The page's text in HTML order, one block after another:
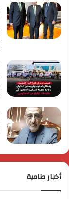
أخبار طامية